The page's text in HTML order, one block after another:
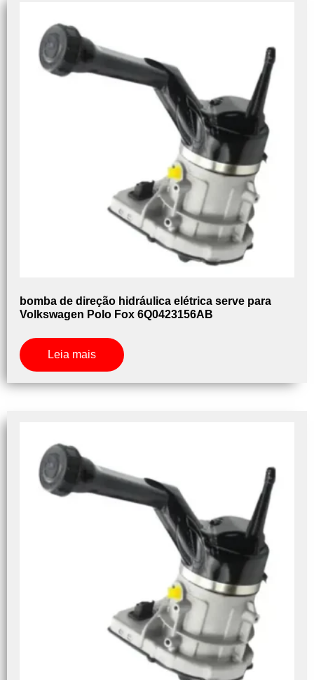
bomba de direção hidráulica elétrica serve para
Volkswagen Polo Fox 6Q0423156AB
Leia mais